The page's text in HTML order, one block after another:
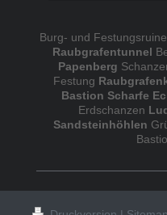
Burg- und
Raubgrafentunnel
Papenberg
Festung
Bastion Scharfe
Erdschanzen
Sandsteinhöhlen